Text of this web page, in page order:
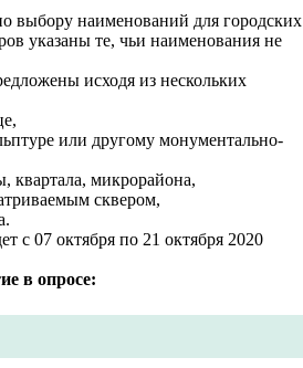
выбору наименований для городских
указаны те, чьи наименования не
исходя из нескольких
или другому монументально-
квартала, микрорайона,
сквером,
с 07 октября по 21 октября 2020
в опросе: